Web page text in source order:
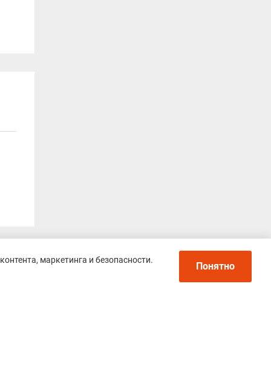
маркетинга и безопасности.
Понятно